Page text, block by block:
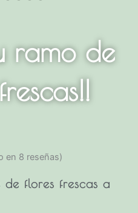
ramo de
en 8 reseñas)
de flores frescas a